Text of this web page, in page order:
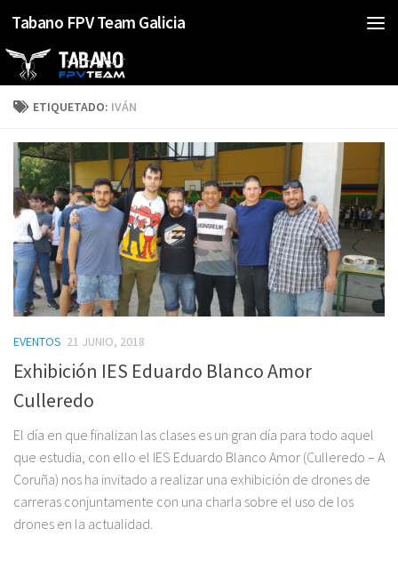
Saltar al contenido
Tabano FPV Team Galicia
ETIQUETADO: IVÁN
EVENTOS 21 JUNIO, 2018
Exhibición IES Eduardo Blanco Amor
Culleredo
El día en que finalizan las clases es un gran día para todo aquel
que estudia, con ello el IES Eduardo Blanco Amor (Culleredo – A
Coruña) nos ha invitado a realizar una exhibición de drones de
carreras conjuntamente con una charla sobre el uso de los
drones en la actualidad.